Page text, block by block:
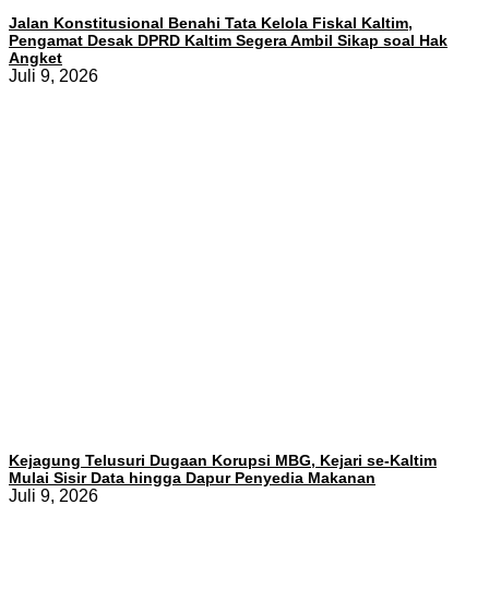
Jalan Konstitusional Benahi Tata Kelola Fiskal Kaltim,
Pengamat Desak DPRD Kaltim Segera Ambil Sikap soal Hak
Angket
Juli 9, 2026
Kejagung Telusuri Dugaan Korupsi MBG, Kejari se-Kaltim
Mulai Sisir Data hingga Dapur Penyedia Makanan
Juli 9, 2026